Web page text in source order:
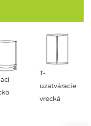
T-
uzatváracie
vrecká